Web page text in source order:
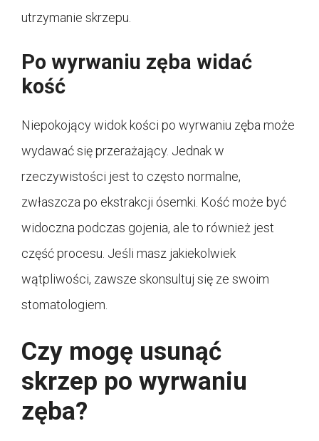
utrzymanie skrzepu.
Po wyrwaniu zęba widać
kość
Niepokojący widok kości po wyrwaniu zęba może
wydawać się przerażający. Jednak w
rzeczywistości jest to często normalne,
zwłaszcza po ekstrakcji ósemki. Kość może być
widoczna podczas gojenia, ale to również jest
część procesu. Jeśli masz jakiekolwiek
wątpliwości, zawsze skonsultuj się ze swoim
stomatologiem.
Czy mogę usunąć
skrzep po wyrwaniu
zęba?